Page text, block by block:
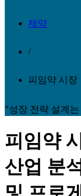
제약
/
피임약 시장
"성장 전략 설계
피임약
산업 분